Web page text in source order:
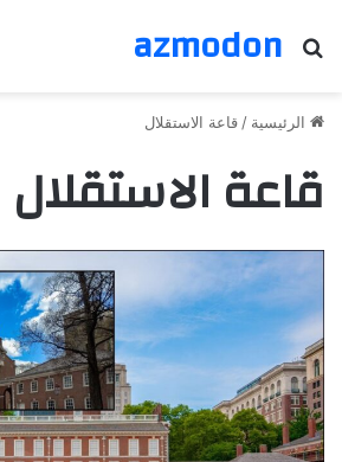
azmodon
بحث عن
الرئيسية / قاعة الاستقلال
قاعة الاستقلال